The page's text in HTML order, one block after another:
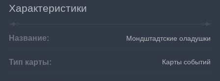
Характеристики
Название: Мондштадтские оладушки
Тип карты: Карты событий